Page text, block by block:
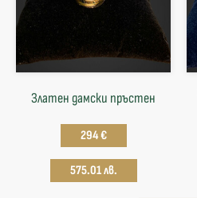
Златен дамски пръстен
294 €
575.01 лв.